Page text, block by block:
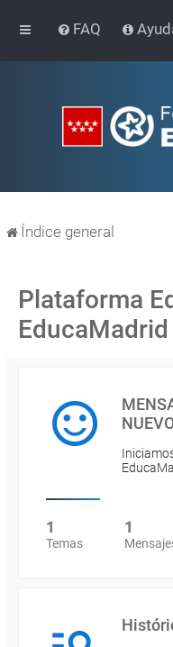
FAQ
Índice general
Plataforma
EducaMadrid
1
Temas
1